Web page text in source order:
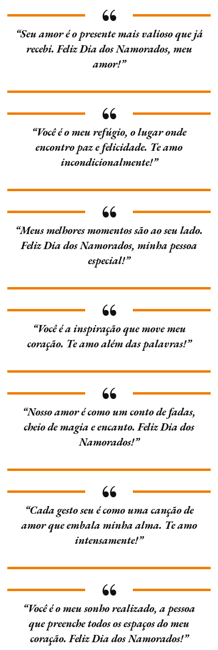
“Seu amor é o presente mais valioso que já
recebi. Feliz Dia dos Namorados, meu
amor!”
“Você é o meu refúgio, o lugar onde
encontro paz e felicidade. Te amo
incondicionalmente!”
“Meus melhores momentos são ao seu lado.
Feliz Dia dos Namorados, minha pessoa
especial!”
“Você é a inspiração que move meu
coração. Te amo além das palavras!”
“Nosso amor é como um conto de fadas,
cheio de magia e encanto. Feliz Dia dos
Namorados!”
“Cada gesto seu é como uma canção de
amor que embala minha alma. Te amo
intensamente!”
“Você é o meu sonho realizado, a pessoa
que preenche todos os espaços do meu
coração. Feliz Dia dos Namorados!”